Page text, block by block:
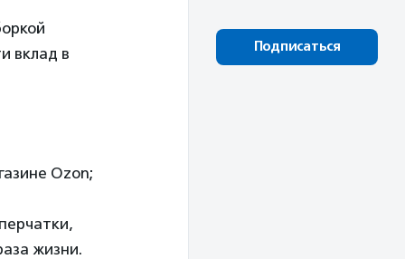
вклад в
Ozon;
жизни.
Подписаться